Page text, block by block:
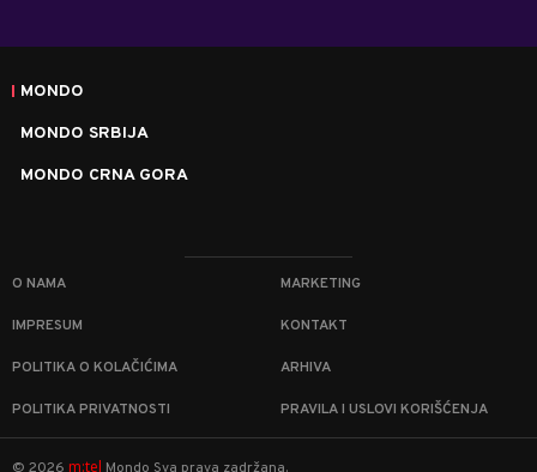
MONDO
MONDO SRBIJA
MONDO CRNA GORA
O NAMA MARKETING
IMPRESUM KONTAKT
POLITIKA O KOLAČIĆIMA ARHIVA
POLITIKA PRIVATNOSTI PRAVILA I USLOVI KORIŠĆENJA
© 2026 m:tel Mondo Sva prava zadržana.